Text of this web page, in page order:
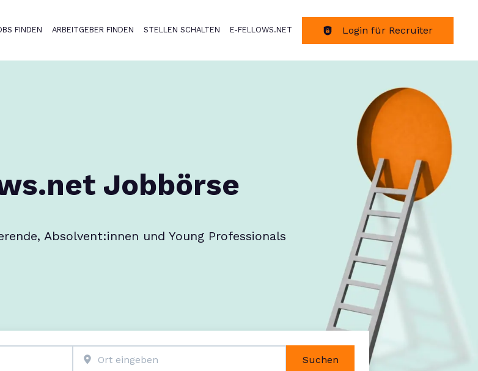
Haupt-Navigation
FINDEN ARBEITGEBER FINDEN STELLEN SCHALTEN E-FELLOWS.NET Login für Recruiter
Jobbörse
Absolvent:innen und Young Professionals
Suchen